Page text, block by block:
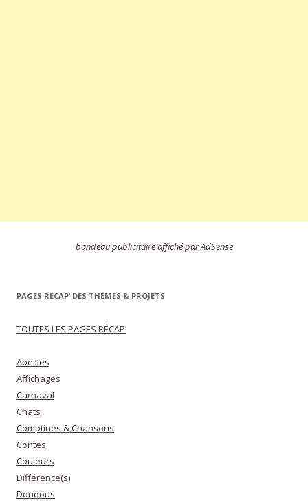
bandeau publicitaire affiché par AdSense
PAGES RÉCAP’ DES THÈMES & PROJETS
TOUTES LES PAGES RÉCAP’
Abeilles
Affichages
Carnaval
Chats
Comptines & Chansons
Contes
Couleurs
Différence(s)
Doudous